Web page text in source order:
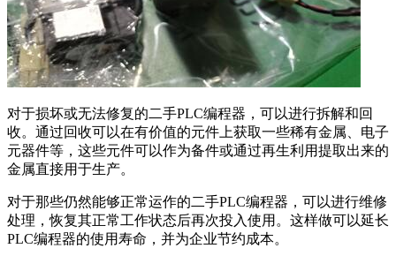
对于损坏或无法修复的二手PLC编程器，可以进行拆解和回
收。通过回收可以在有价值的元件上获取一些稀有金属、电子
元器件等，这些元件可以作为备件或通过再生利用提取出来的
金属直接用于生产。
对于那些仍然能够正常运作的二手PLC编程器，可以进行维修
处理，恢复其正常工作状态后再次投入使用。这样做可以延长
PLC编程器的使用寿命，并为企业节约成本。